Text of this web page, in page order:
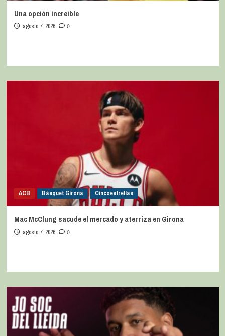
Una opción increíble
agosto 7, 2026 0
ACB Bàsquet Girona Cincoestrellas
Mac McClung sacude el mercado y aterriza en Girona
agosto 7, 2026 0